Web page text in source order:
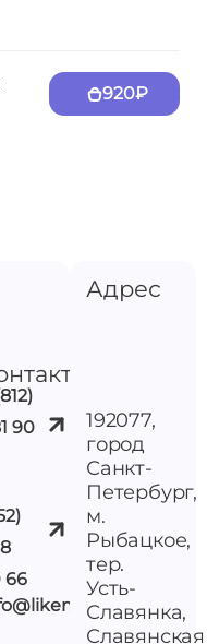
920₽
90
66
Адрес
192077,
город
Санкт-
Петербург,
м.
Рыбацкое,
тер.
Усть-
Славянка,
Славянская